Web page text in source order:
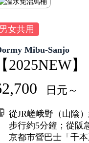
女共用
Mibu-Sanjo
2025NEW
日元～
從JR嵯峨野（山陰
步行約5分鐘；從阪
京都市營巴士「千